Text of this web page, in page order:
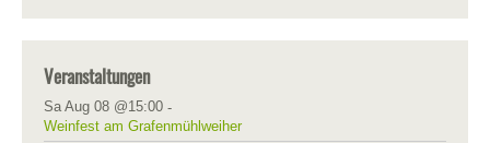
Veranstaltungen
Sa Aug 08 @15:00 -
Weinfest am Grafenmühlweiher